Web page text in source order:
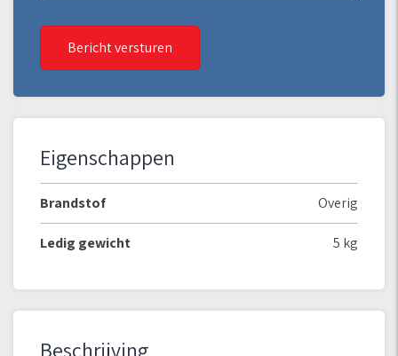
Bericht versturen
Eigenschappen
Brandstof Overig
Ledig gewicht 5 kg
Beschrijving